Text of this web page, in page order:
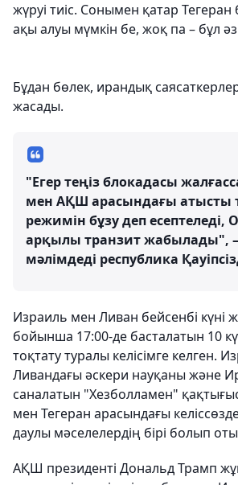
жүруі тиіс. Сонымен қатар Тегеран
ақы алуы мүмкін бе, жоқ па – бұл
Бұдан бөлек, ирандық
жасады.
"Егер теңіз блокадасы
мен АҚШ арасындағы атысты
режимін бұзу деп есептеледі,
арқылы транзит жабылады",
мәлімдеді республика
Израиль мен Ливан бейсенбі күні
бойынша 17:00-де басталатын 10
тоқтату туралы келісімге келген.
Ливандағы әскери науқаны және
саналатын "Хезболламен"
мен Тегеран арасындағы
даулы мәселелердің бірі болып
АҚШ президенті Дональд Трамп